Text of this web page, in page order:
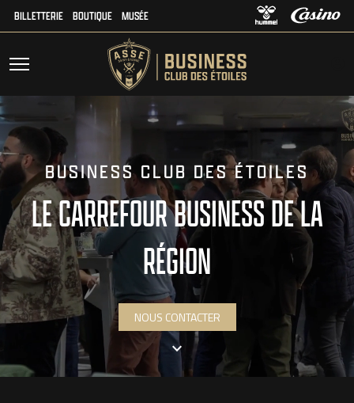
BILLETTERIE BOUTIQUE MUSÉE
BUSINESS CLUB DES ÉTOILES
LE CARREFOUR BUSINESS DE LA
RÉGION
NOUS CONTACTER
keyboard_arrow_down